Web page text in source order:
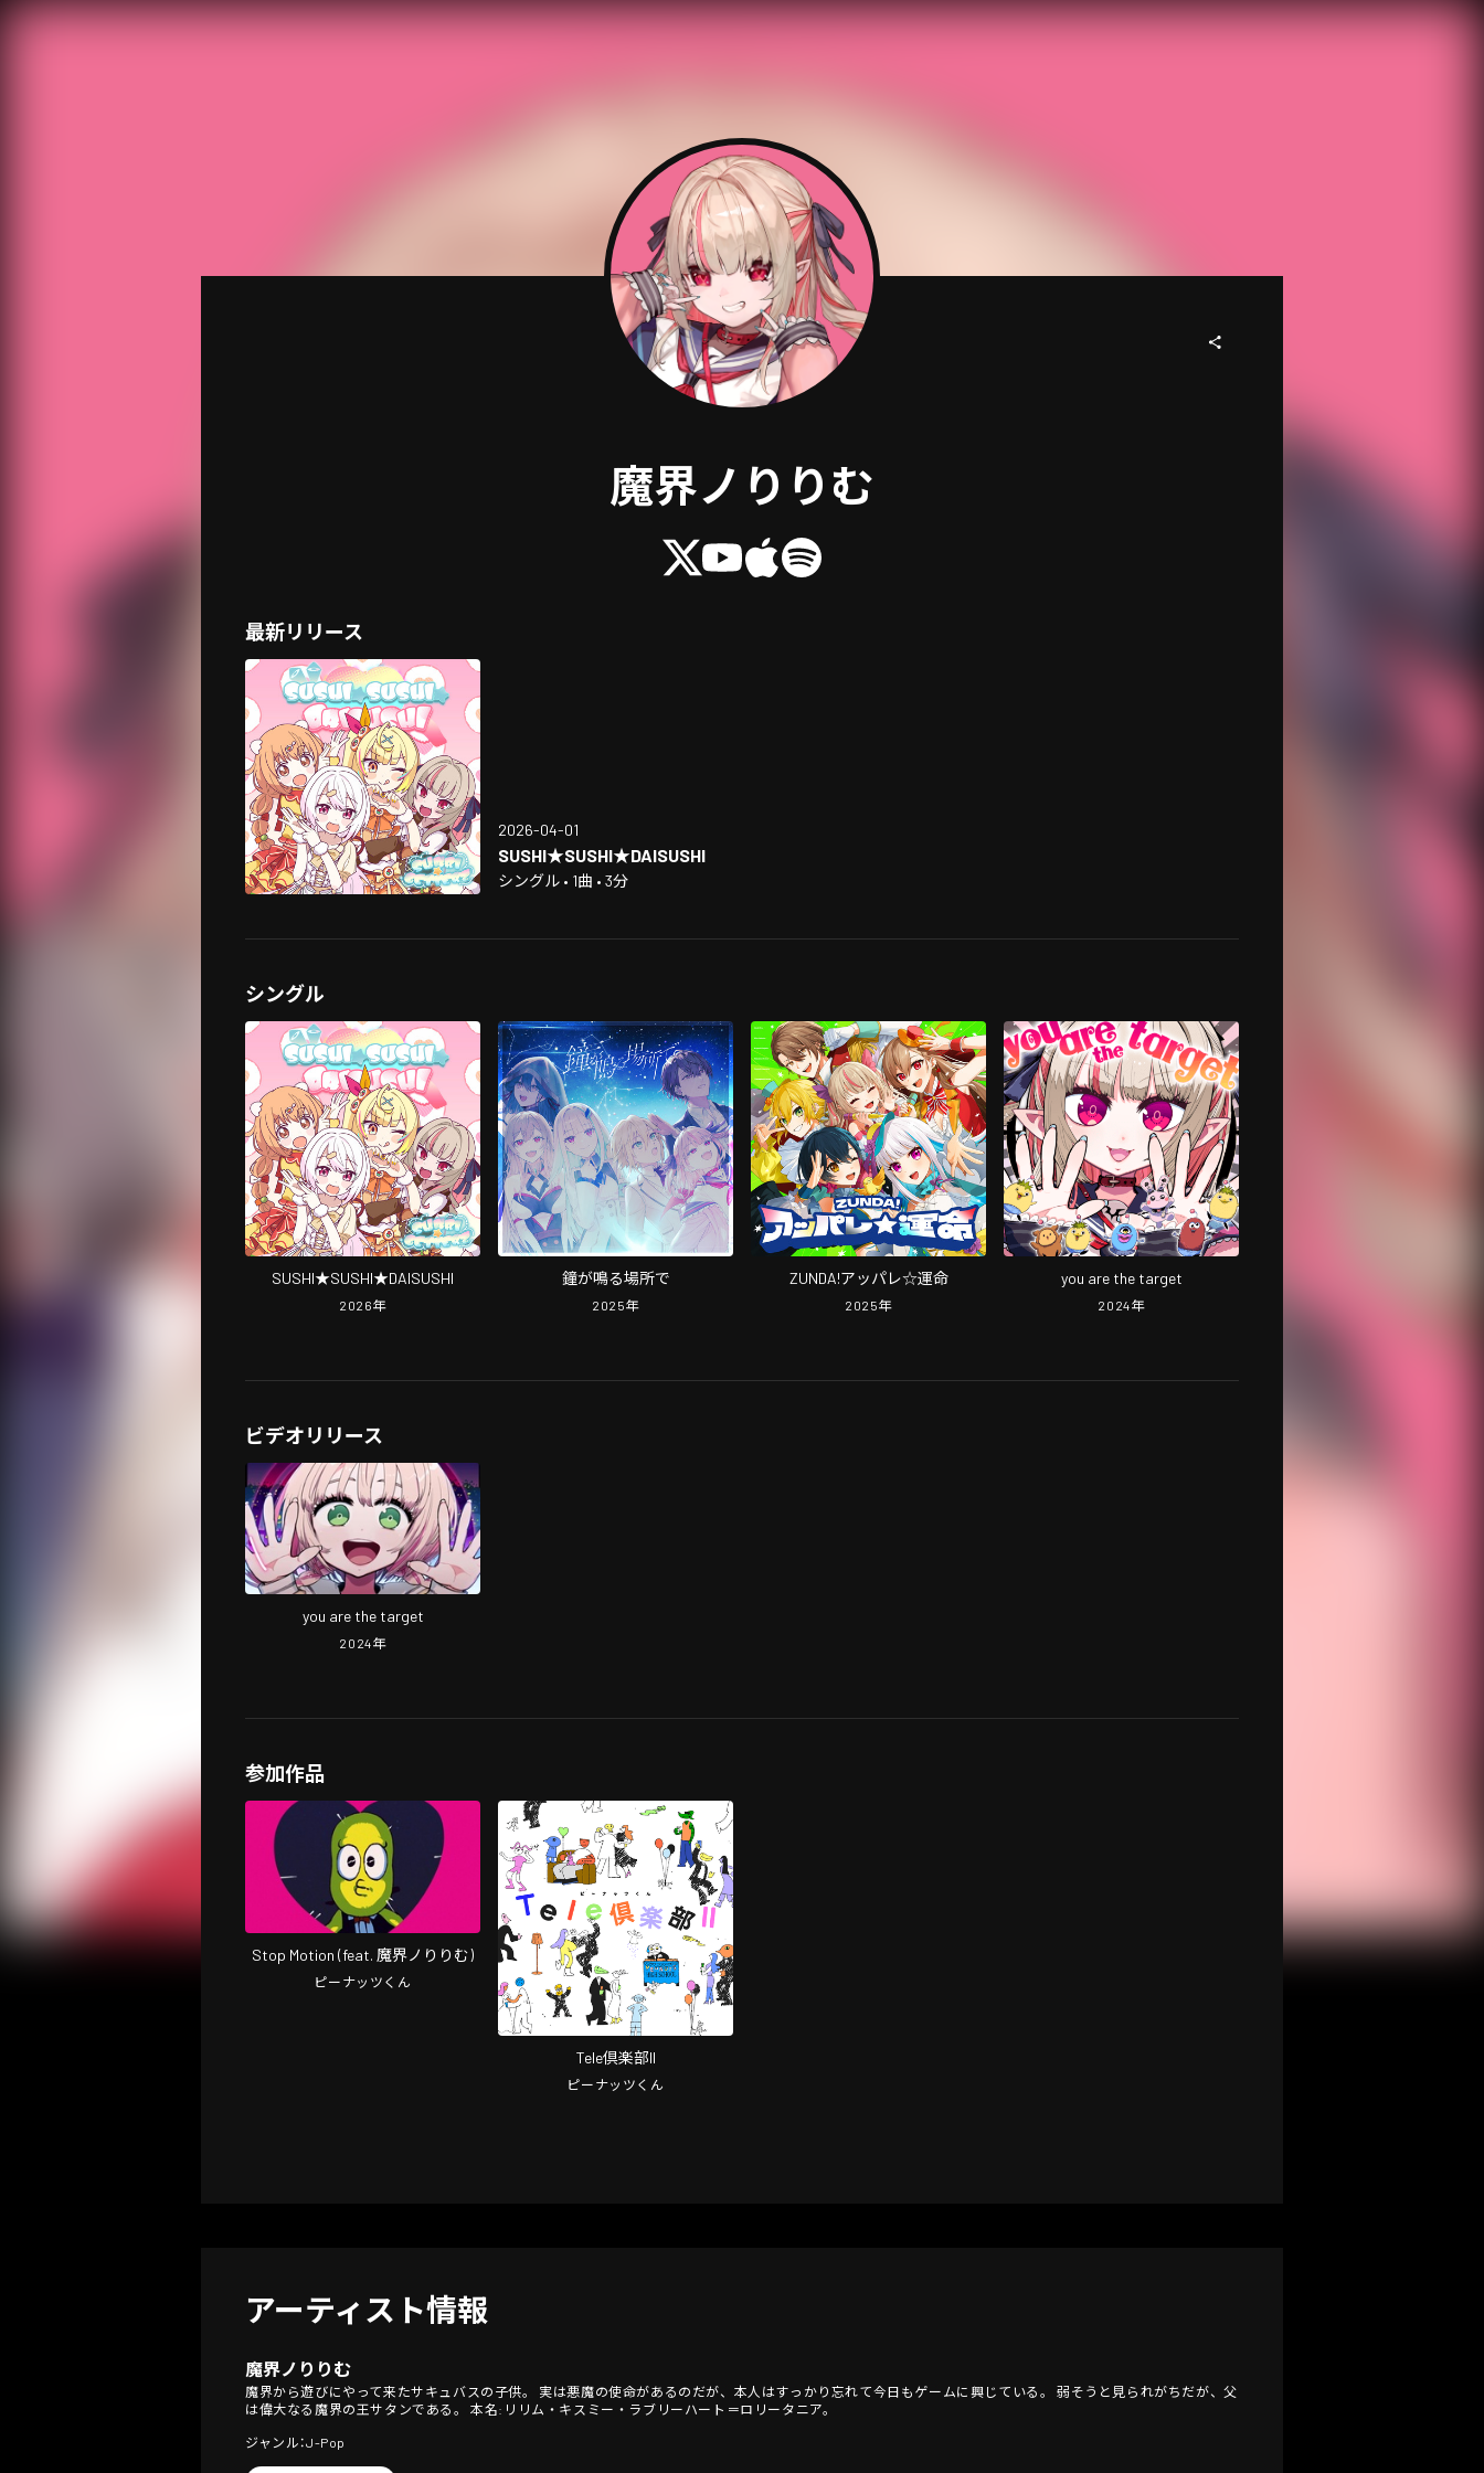
魔界ノりりむ
最新リリース
2026-04-01
SUSHI★SUSHI★DAISUSHI
シングル • 1曲 • 3分
シングル
SUSHI★SUSHI★DAISUSHI
2026年
鐘が鳴る場所で
2025年
ZUNDA!アッパレ☆運命
2025年
you are the target
2024年
ビデオリリース
you are the target
2024年
参加作品
Stop Motion (feat. 魔界ノりりむ)
ピーナッツくん
Tele倶楽部II
ピーナッツくん
アーティスト情報
魔界ノりりむ
魔界から遊びにやって来たサキュバスの子供。 実は悪魔の使命があるのだが、本人はすっかり忘れて今日もゲームに興じている。 弱そうと見られがちだが、父
は偉大なる魔界の王サタンである。 本名:リリム・キスミー・ラブリーハート＝ロリータニア。
ジャンル：J-Pop